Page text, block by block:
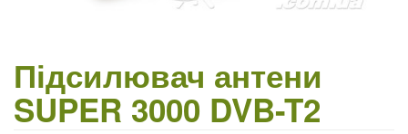
Підсилювач антени
SUPER 3000 DVB-T2